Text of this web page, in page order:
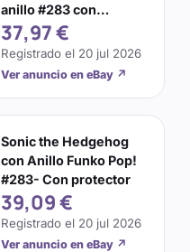
anillo #283 con
protector contra pop
37,97 €
Registrado el 20 jul 2026
Ver anuncio en eBay ↗
Sonic the Hedgehog
con Anillo Funko Pop!
#283- Con protector
39,09 €
Registrado el 20 jul 2026
Ver anuncio en eBay ↗